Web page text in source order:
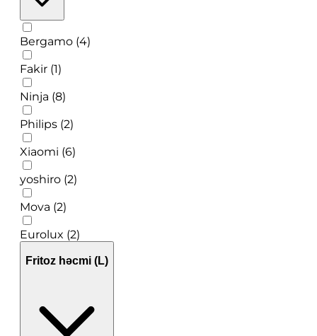
Bergamo (4)
Fakir (1)
Ninja (8)
Philips (2)
Xiaomi (6)
yoshiro (2)
Mova (2)
Eurolux (2)
Fritoz həcmi (L)